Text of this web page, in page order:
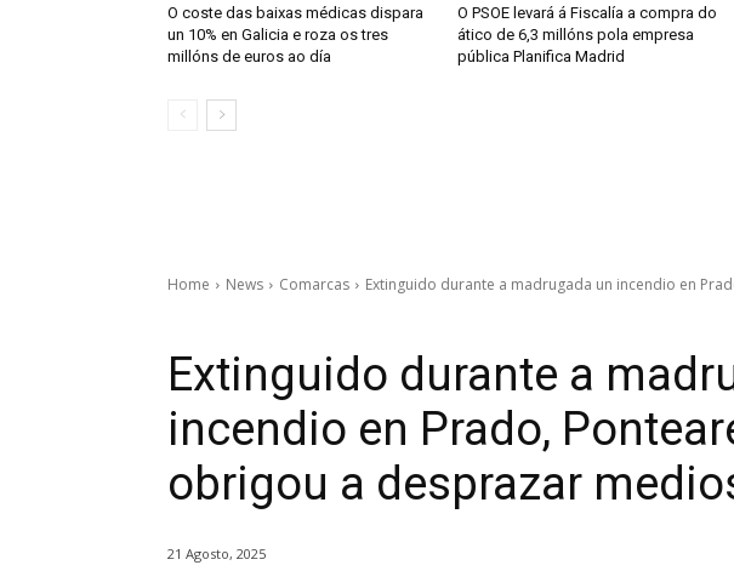
O coste das baixas médicas dispara
un 10% en Galicia e roza os tres
millóns de euros ao día
O PSOE levará á Fiscalía a compra do
ático de 6,3 millóns pola empresa
pública Planifica Madrid